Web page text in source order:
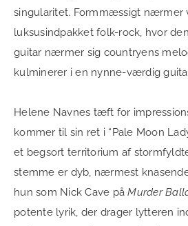
singularitet. Formmæssigt nærmer
luksusindpakket folk-rock, hvor
guitar nærmer sig countryens
kulminerer i en nynne-værdig
Helene Navnes tæft for
kommer til sin ret i “Pale Moon
et begsort territorium af
stemme er dyb, nærmest
hun som Nick Cave påMurder
potente lyrik, der drager lytteren